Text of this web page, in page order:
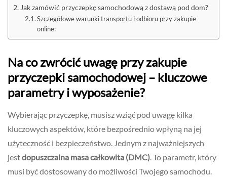
Jak zamówić przyczepkę samochodową z dostawą pod dom?
Szczegółowe warunki transportu i odbioru przy zakupie
online:
Na co zwrócić uwagę przy zakupie
przyczepki samochodowej – kluczowe
parametry i wyposażenie?
Wybierając przyczepkę, musisz wziąć pod uwagę kilka
kluczowych aspektów, które bezpośrednio wpłyną na jej
użyteczność i bezpieczeństwo. Jednym z najważniejszych
jestdopuszczalna masa całkowita (DMC) . To parametr, który
musi być dostosowany do możliwości Twojego samochodu.